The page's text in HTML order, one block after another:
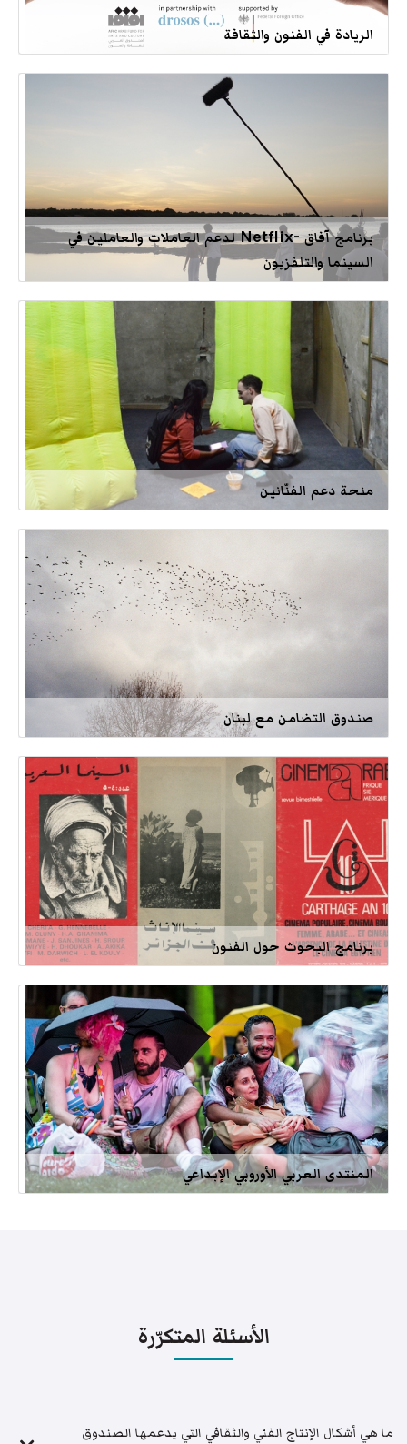
الريادة في الفنون والثقافة
برنامج آفاق -Netflix لدعم العاملات والعاملين في
السينما والتلفزيون
منحة دعم الفنّانين
صندوق التضامن مع لبنان
برنامج البحوث حول الفنون
المنتدى العربي الأوروبي الإبداعي
الأسئلة المتكرّرة
ما هي أشكال الإنتاج الفني والثقافي التي يدعمها الصندوق